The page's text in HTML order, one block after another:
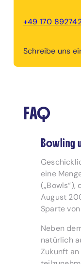
+49 170
Schreibe uns
FAQ
Bowling
eine
August
Sparte
Neben
natürlich
Zukunft